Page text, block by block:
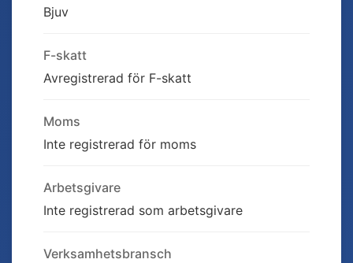
Bjuv
F-skatt
Avregistrerad för F-skatt
Moms
Inte registrerad för moms
Arbetsgivare
Inte registrerad som arbetsgivare
Verksamhetsbransch